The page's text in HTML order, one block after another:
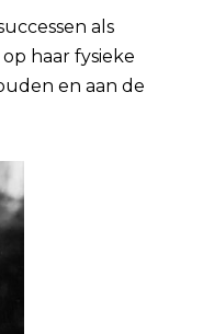
als
haar fysieke
en aan de